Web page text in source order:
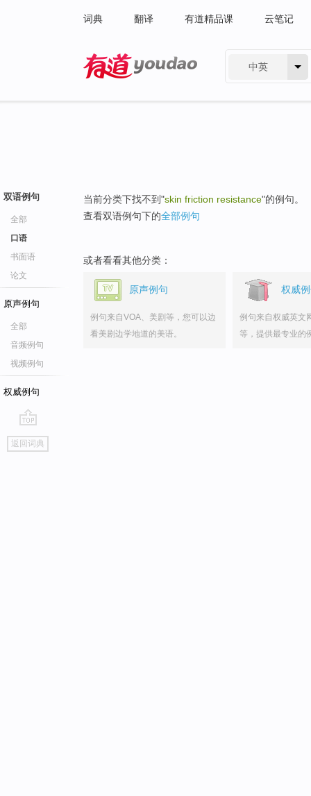
词典 翻译 有道精品课 云笔记
中英
双语例句
全部
口语
书面语
论文
原声例句
全部
音频例句
视频例句
权威例句
go
top
返回词典
当前分类下找不到"skin friction resistance"的例句。
查看双语例句下的全部例句
或者看看其他分类：
原声例句
例句来自VOA、美剧等，您可以边
看美剧边学地道的美语。
权威
例句来自权威英文
等，提供最专业的